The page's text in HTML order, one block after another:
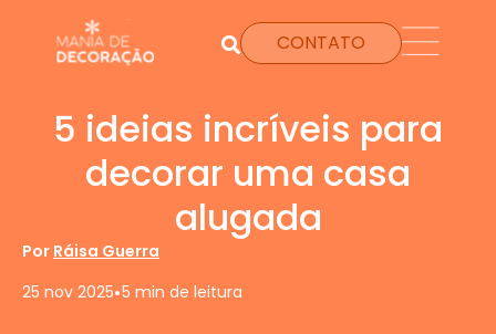
CONTATO
5 ideias incríveis para
decorar uma casa
alugada
Por Ráisa Guerra
25 nov 2025•5 min de leitura